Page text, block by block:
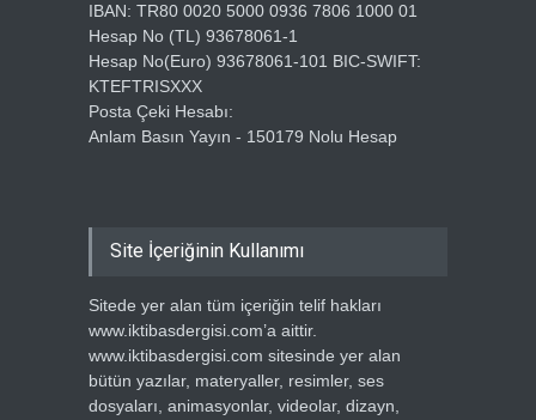
IBAN: TR80 0020 5000 0936 7806 1000 01
Hesap No (TL) 93678061-1
Hesap No(Euro) 93678061-101 BIC-SWIFT:
KTEFTRISXXX
Posta Çeki Hesabı:
Anlam Basın Yayın - 150179 Nolu Hesap
Site İçeriğinin Kullanımı
Sitede yer alan tüm içeriğin telif hakları
www.iktibasdergisi.com’a aittir.
www.iktibasdergisi.com sitesinde yer alan
bütün yazılar, materyaller, resimler, ses
dosyaları, animasyonlar, videolar, dizayn,